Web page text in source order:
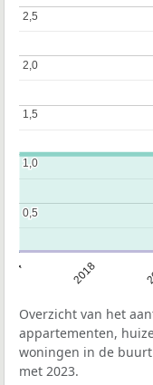
2018
0,5
0,5
1,0
1,0
1,5
1,5
2,0
2,0
2,5
2,5
Overzicht van het
appartementen,
woningen in de
met 2023.